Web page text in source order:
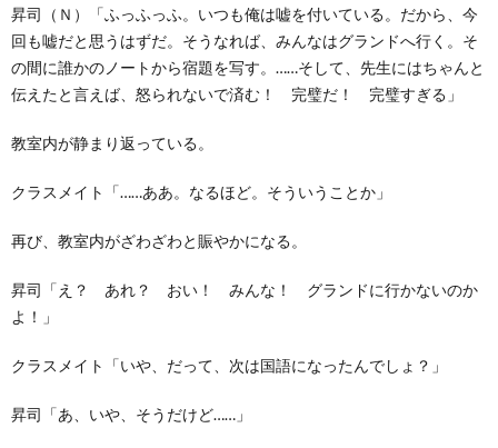
昇司（Ｎ）「ふっふっふ。いつも俺は嘘を付いている。だから、今
回も嘘だと思うはずだ。そうなれば、みんなはグランドへ行く。そ
の間に誰かのノートから宿題を写す。……そして、先生にはちゃんと
伝えたと言えば、怒られないで済む！ 完璧だ！ 完璧すぎる」
教室内が静まり返っている。
クラスメイト「……ああ。なるほど。そういうことか」
再び、教室内がざわざわと賑やかになる。
昇司「え？ あれ？ おい！ みんな！ グランドに行かないのか
よ！」
クラスメイト「いや、だって、次は国語になったんでしょ？」
昇司「あ、いや、そうだけど……」